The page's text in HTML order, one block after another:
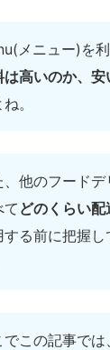
メニュー)を
高いのか、安
。
、他のフード
て どのくらい配
する前に把握し
でこの記事で